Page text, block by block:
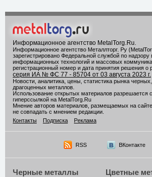
Информационное агентство MetalTorg.Ru
Информационное агентство Металлторг. Ру
зарегистрировано Федеральной службой по надзору
информационных технологий и массовых
регистрационный номер и дата принятия решения о
серия ИА № ФС 77 - 85704 от 03 августа 2023 г.
Новости, аналитика, цены, статистика рынка
драгоценных металлов.
Использование открытых материалов разрешается
гиперссылкой на MetalTorg.Ru
Мнение авторов материалов, размещаемых на
не совпадать с мнением редакции.
Контакты
Подписка Реклама
RSS ВКонтакте
Черные металлы Цветные